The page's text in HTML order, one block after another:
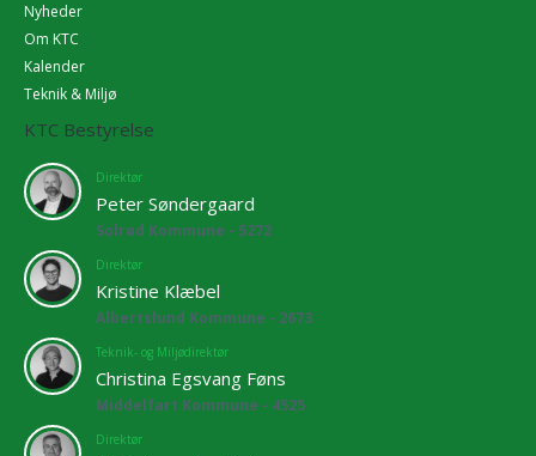
Nyheder
Om KTC
Kalender
Teknik & Miljø
KTC Bestyrelse
Direktør
Peter Søndergaard
Solrød Kommune - 5272
Direktør
Kristine Klæbel
Albertslund Kommune - 2673
Teknik- og Miljødirektør
Christina Egsvang Føns
Middelfart Kommune - 4525
Direktør